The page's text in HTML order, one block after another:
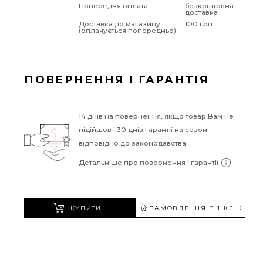
Попередня оплата: безкоштовна
доставка
Доставка до магазину
(оплачується попередньо):
100 грн
ПОВЕРНЕННЯ І ГАРАНТІЯ
14 днів на повернення, якщо товар Вам не
підійшов і 30 днів гарантії на сезон
відповідно до законодавства.
Детальніше про повернення і гарантії
КУПИТИ ЗАМОВЛЕННЯ В 1 КЛІК